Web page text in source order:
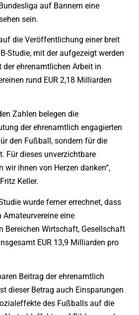
auf Bannern eine
sein.
die Veröffentlichung einer breit
Studie, mit der aufgezeigt werden
der ehrenamtlichen Arbeit in
rund EUR 2,18 Milliarden
Zahlen belegen die
der ehrenamtlich engagierten
den Fußball, sondern für die
Für dieses unverzichtbare
wir ihnen von Herzen danken“,
Keller.
wurde ferner errechnet, dass
eine
Bereichen Wirtschaft, Gesellschaft
EUR 13,9 Milliarden pro
Beitrag der ehrenamtlich
dieser Betrag auch Einsparungen
des Fußballs auf die